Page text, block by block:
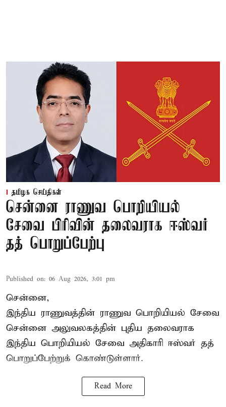
தமிழக செய்திகள்
சென்னை ராணுவ பொறியியல்
சேவை பிரிவின் தலைவராக ஈஸ்வர்
தத் பொறுப்பேற்பு
Published on: 06 Aug 2026, 3:01 pm
சென்னை,
இந்திய ராணுவத்தின் ராணுவ பொறியியல் சேவை
சென்னை அலுவலகத்தின் புதிய தலைவராக
இந்திய பொறியியல் சேவை அதிகாரி ஈஸ்வர் தத்
பொறுப்பேற்றுக் கொண்டுள்ளார்.
Read More